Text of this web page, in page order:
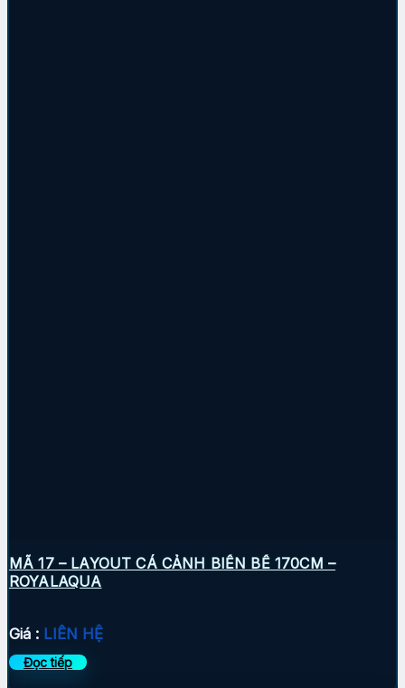
MÃ 17 – LAYOUT CÁ CẢNH BIỂN BỂ 170CM –
ROYALAQUA
Giá : LIÊN HỆ
Đọc tiếp